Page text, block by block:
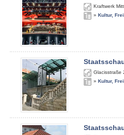
Kraftwerk
» Kultur,
Glacisstraße
» Kultur,